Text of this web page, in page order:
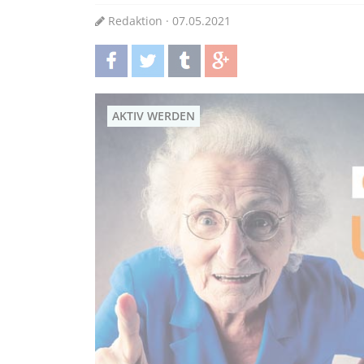
Redaktion · 07.05.2021
teilentwittern teilen teilen
AKTIV WERDEN